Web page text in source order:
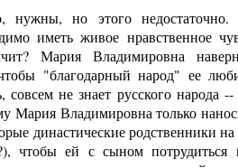
нужны, но этого недостаточно.
иметь живое нравственное
Мария Владимировна
чтобы "благодарный народ" ее
совсем не знает русского народа
Мария Владимировна только
династические родственники
чтобы ей с сыном потрудиться